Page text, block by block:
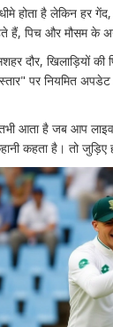
होता है लेकिन हर गेंद,
हैं, पिच और मौसम के
दौर, खिलाड़ियों की
पर नियमित
आता है जब आप लाइव
कहता है। तो